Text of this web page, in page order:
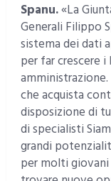
Spanu.«La
Generali Filippo
sistema dei dati
per far crescere
che acquista
disposizione di
di specialisti
grandi
per molti